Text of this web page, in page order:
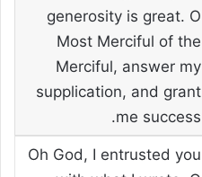
generosity is great. O
Most Merciful of the
Merciful, answer my
supplication, and grant
me success.
Oh God, I entrusted you